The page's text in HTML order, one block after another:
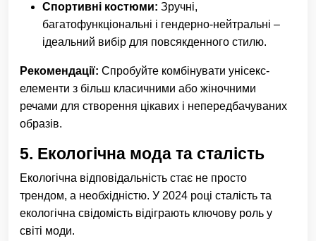
Спортивні костюми: Зручні,
багатофункціональні і гендерно-нейтральні –
ідеальний вибір для повсякденного стилю.
Рекомендації: Спробуйте комбінувати унісекс-
елементи з більш класичними або жіночними
речами для створення цікавих і непередбачуваних
образів.
5. Екологічна мода та сталість
Екологічна відповідальність стає не просто
трендом, а необхідністю. У 2024 році сталість та
екологічна свідомість відіграють ключову роль у
світі моди.